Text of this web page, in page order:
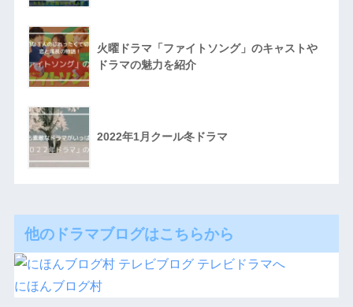
火曜ドラマ「ファイトソング」のキャストや
ドラマの魅力を紹介
2022年1月クール冬ドラマ
他のドラマブログはこちらから
にほんブログ村